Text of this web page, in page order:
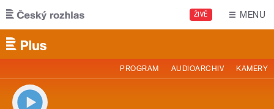
Přejít k hlavnímu obsahu
ŽIVĚ MENU
PROGRAM AUDIOARCHIV KAMERY